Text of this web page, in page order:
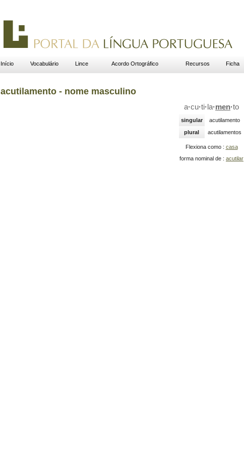
Início Vocabulário Lince Acordo Ortográfico Recursos Ficha
acutilamento - nome masculino
a·cu·ti· la·men·to
singular
acutilamento
plural
acutilamentos
Flexiona como : casa
forma nominal de : acutilar